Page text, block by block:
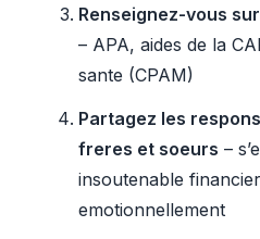
Renseignez-vous
– APA, aides de la
sante (CPAM)
Partagez les
freres et soeurs –
insoutenable
emotionnellement